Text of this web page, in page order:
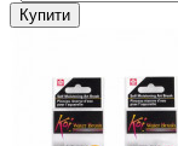
Купити